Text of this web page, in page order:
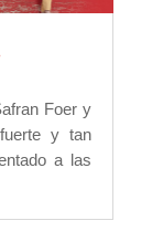
Foer y
y tan
a las